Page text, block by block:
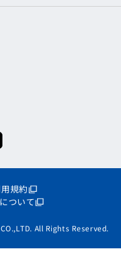
規約
ついて
All Rights Reserved.